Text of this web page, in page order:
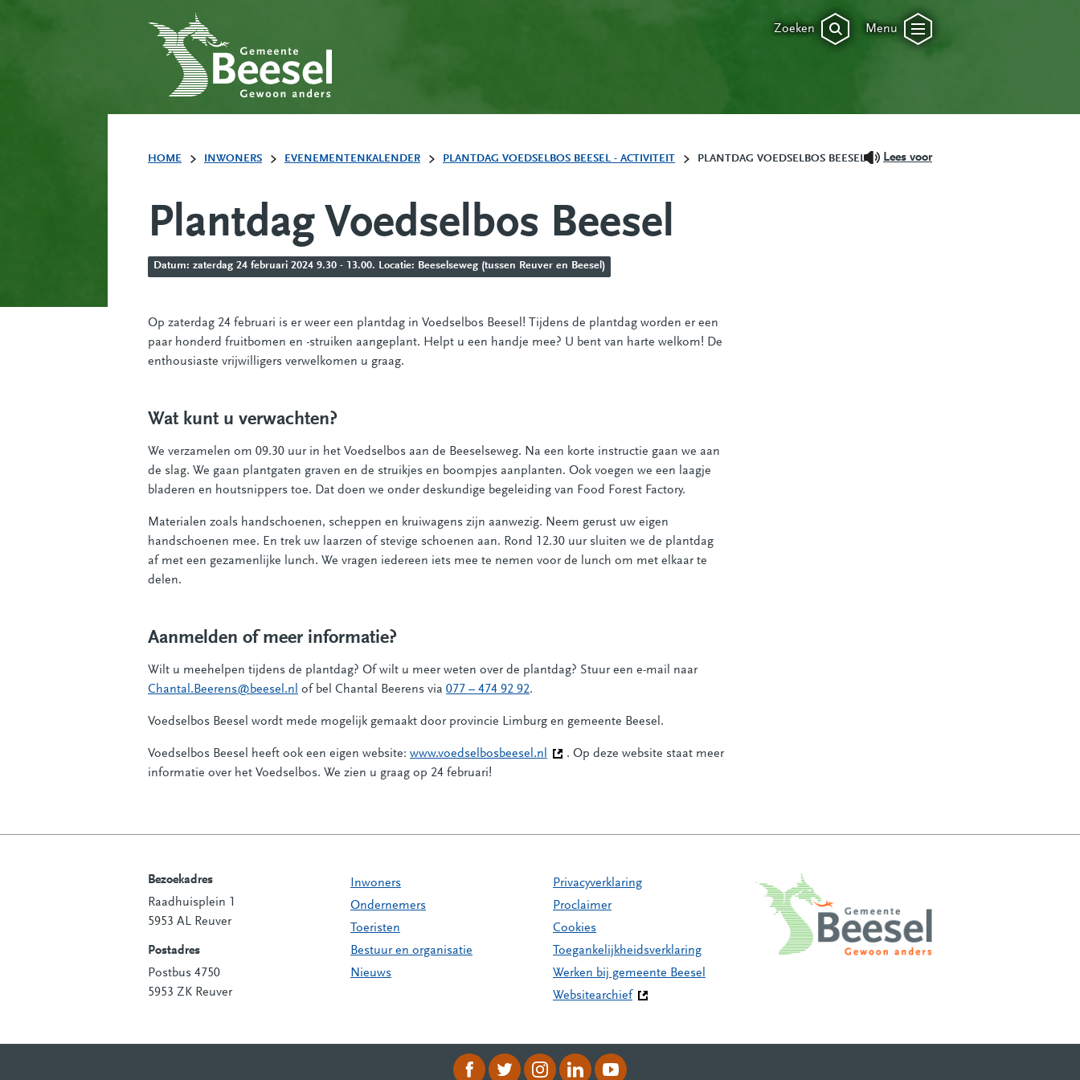
Zoeken Menu
HOME INWONERS EVENEMENTENKALENDER PLANTDAG VOEDSELBOS BEESEL - ACTIVITEIT PLANTDAG VOEDSELBOS BEESEL Lees voor
Plantdag Voedselbos Beesel
Datum: zaterdag 24 februari 2024 9.30 - 13.00. Locatie: Beeselseweg (tussen Reuver en Beesel)
Op zaterdag 24 februari is er weer een plantdag in Voedselbos Beesel! Tijdens de plantdag worden er een
paar honderd fruitbomen en -struiken aangeplant. Helpt u een handje mee? U bent van harte welkom! De
enthousiaste vrijwilligers verwelkomen u graag.
Wat kunt u verwachten?
We verzamelen om 09.30 uur in het Voedselbos aan de Beeselseweg. Na een korte instructie gaan we aan
de slag. We gaan plantgaten graven en de struikjes en boompjes aanplanten. Ook voegen we een laagje
bladeren en houtsnippers toe. Dat doen we onder deskundige begeleiding van Food Forest Factory.
Materialen zoals handschoenen, scheppen en kruiwagens zijn aanwezig. Neem gerust uw eigen
handschoenen mee. En trek uw laarzen of stevige schoenen aan. Rond 12.30 uur sluiten we de plantdag
af met een gezamenlijke lunch. We vragen iedereen iets mee te nemen voor de lunch om met elkaar te
delen.
Aanmelden of meer informatie?
Wilt u meehelpen tijdens de plantdag? Of wilt u meer weten over de plantdag? Stuur een e-mail naar
Chantal.Beerens@beesel.nl of bel Chantal Beerens via 077 – 474 92 92.
Voedselbos Beesel wordt mede mogelijk gemaakt door provincie Limburg en gemeente Beesel.
Voedselbos Beesel heeft ook een eigen website: www.voedselbosbeesel.nl (Deze link gaat naar een andere website)
. Op deze website staat meer
informatie over het Voedselbos. We zien u graag op 24 februari!
Contactinformatie
Bezoekadres
Raadhuisplein 1
5953 AL Reuver
Postadres
Postbus 4750
5953 ZK Reuver
Inwoners
Ondernemers
Toeristen
Bestuur en organisatie
Nieuws
Privacyverklaring
Proclaimer
Cookies
Toegankelijkheidsverklaring
Werken bij gemeente Beesel
Websitearchief